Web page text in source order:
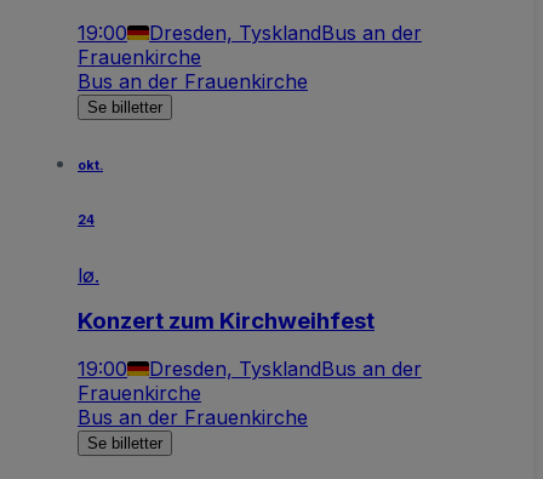
19:00 Dresden, TysklandBus an der
Frauenkirche
Bus an der Frauenkirche
Se billetter
okt.
24
lø.
Konzert zum Kirchweihfest
19:00 Dresden, TysklandBus an der
Frauenkirche
Bus an der Frauenkirche
Se billetter